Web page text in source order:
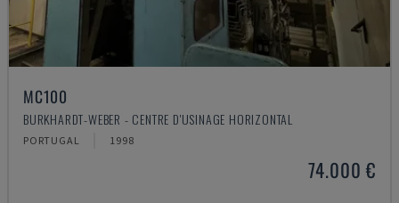
MC100
BURKHARDT-WEBER - CENTRE D'USINAGE HORIZONTAL
PORTUGAL 1998
74.000 €